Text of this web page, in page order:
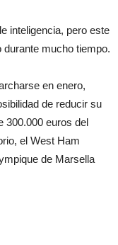
inteligencia, pero este
durante mucho tiempo.
en enero,
de reducir su
300.000 euros del
el West Ham
de Marsella